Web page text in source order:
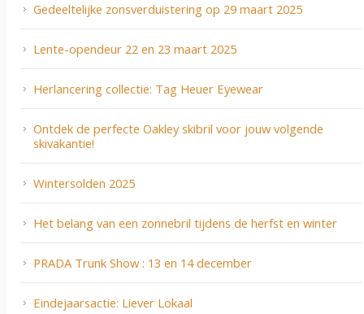
Gedeeltelijke zonsverduistering op 29 maart 2025
Lente-opendeur 22 en 23 maart 2025
Herlancering collectie: Tag Heuer Eyewear
Ontdek de perfecte Oakley skibril voor jouw volgende
skivakantie!
Wintersolden 2025
Het belang van een zonnebril tijdens de herfst en winter
PRADA Trunk Show : 13 en 14 december
Eindejaarsactie: Liever Lokaal